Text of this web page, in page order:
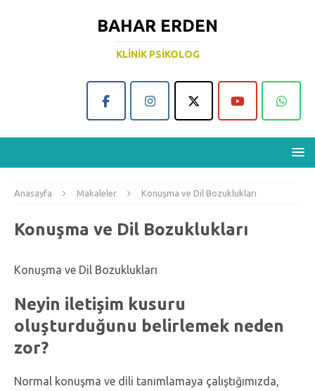
BAHAR ERDEN
KLINIK PSIKOLOG
Anasayfa Makaleler Konuşma ve Dil Bozuklukları
Konuşma ve Dil Bozuklukları
Konuşma ve Dil Bozuklukları
Neyin iletişim kusuru
oluşturduğunu belirlemek neden
zor?
Normal konuşma ve dili tanımlamaya çalıştığımızda,